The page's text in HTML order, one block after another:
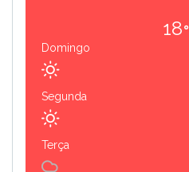
18
Domingo
Segunda
Terça